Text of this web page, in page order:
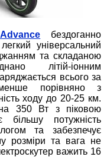
бездоганно
універсальний
та складаною
літій-іонним
всього за
порівняно з
ходу до 20-25 км.
350 Вт з піковою
більшу потужність
та забезпечує
розміри та вага не
важить 16